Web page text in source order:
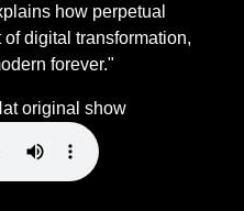
how perpetual
digital transformation,
forever."
original show